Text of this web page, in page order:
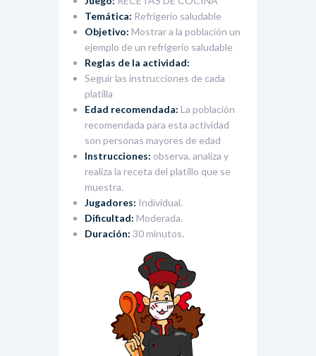
Temática: Refrigerio saludable
Objetivo: Mostrar a la población un
ejemplo de un refrigerio saludable
Reglas de la actividad:
Seguir las instrucciones de cada
platilla
Edad recomendada: La población
recomendada para esta actividad
son personas mayores de edad
Instrucciones: observa, analiza y
realiza la receta del platillo que se
muestra.
Jugadores: Individual.
Dificultad: Moderada.
Duración: 30 minutos.